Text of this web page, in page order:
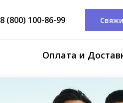
8 (800) 100-86-99
Оплата и